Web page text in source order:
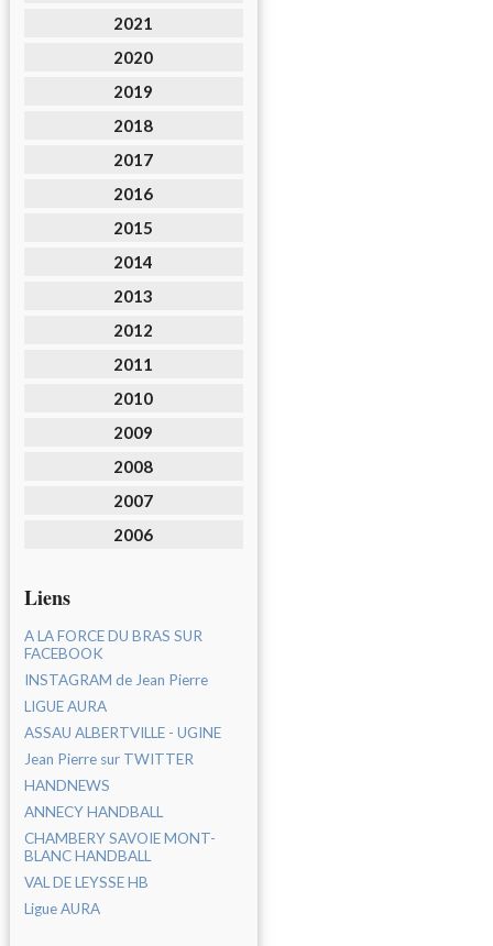
2021
2020
2019
2018
2017
2016
2015
2014
2013
2012
2011
2010
2009
2008
2007
2006
Liens
A LA FORCE DU BRAS SUR
FACEBOOK
INSTAGRAM de Jean Pierre
LIGUE AURA
ASSAU ALBERTVILLE - UGINE
Jean Pierre sur TWITTER
HANDNEWS
ANNECY HANDBALL
CHAMBERY SAVOIE MONT-
BLANC HANDBALL
VAL DE LEYSSE HB
Ligue AURA